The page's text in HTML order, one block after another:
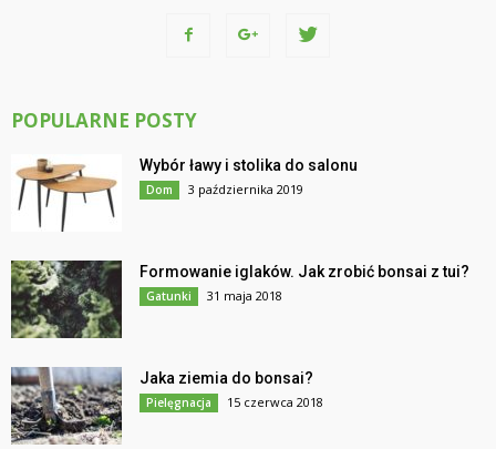
POPULARNE POSTY
Wybór ławy i stolika do salonu
Dom 3 października 2019
Formowanie iglaków. Jak zrobić bonsai z tui?
Gatunki 31 maja 2018
Jaka ziemia do bonsai?
Pielęgnacja 15 czerwca 2018